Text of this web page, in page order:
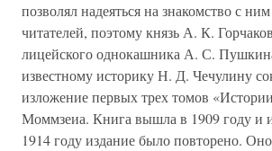
позволял надеяться на знакомство с
читателей, поэтому князь А. К.
лицейского однокашника А. С.
известному историку Н. Д. Чечулину
изложение первых трех томов
Моммзеиа. Книга вышла в 1909 году и
1914 году издание было повторено.